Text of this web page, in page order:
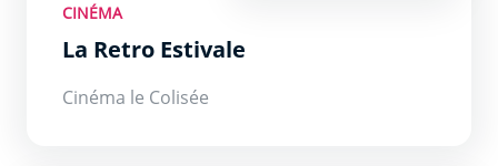
CINÉMA
La Retro Estivale
Cinéma le Colisée